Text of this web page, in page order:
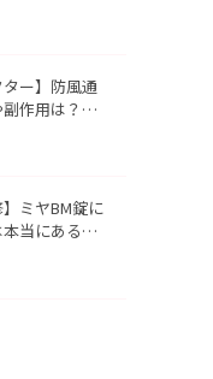
ター】防風通
作用は？長
】ミヤBM錠に
当にある